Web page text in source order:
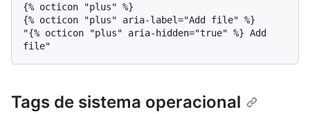
{% octicon "plus" %}
{% octicon "plus" aria-label="Add file" %}
"{% octicon "plus" aria-hidden="true" %} Add
Tags de sistema operacional